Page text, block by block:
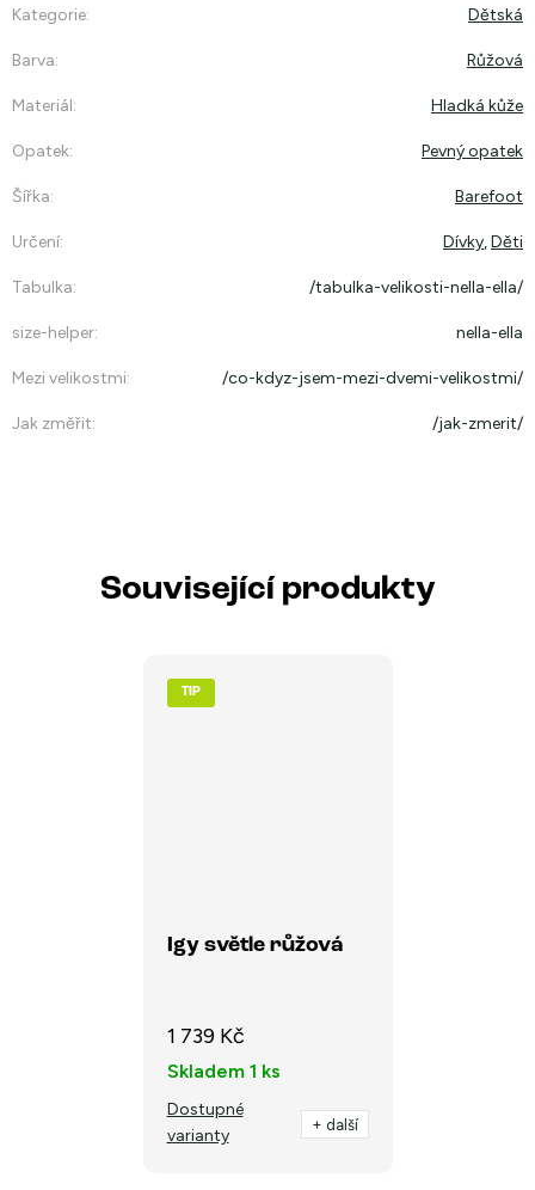
Kategorie: Dětská
Barva: Růžová
Materiál: Hladká kůže
Opatek: Pevný opatek
Šířka: Barefoot
Určení: Dívky,Děti
Tabulka: /tabulka-velikosti-nella-ella/
size-helper: nella-ella
Mezi velikostmi: /co-kdyz-jsem-mezi-dvemi-velikostmi/
Jak změřit: /jak-zmerit/
Související produkty
TIP
Igy světle růžová
1 739 Kč
Skladem 1 ks
Dostupné
varianty
+ další